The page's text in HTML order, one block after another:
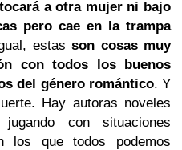
a otra mujer ni bajo
pero cae en la trampa
estasson cosas muy
con todos los buenos
del género romántico. Y
Hay autoras noveles
con situaciones
los que todos podemos